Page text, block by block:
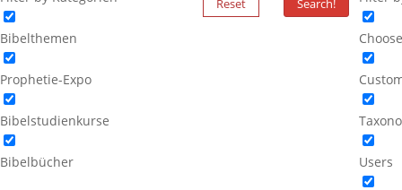
Bibelthemen
Prophetie-Expo
Bibelstudienkurse
Bibelbücher
Reset Search!
Users